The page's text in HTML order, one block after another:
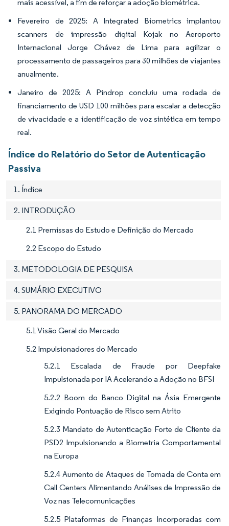
mais acessível, a fim de reforçar a adoção biométrica.
Fevereiro de 2025: A Integrated Biometrics implantou
scanners de impressão digital Kojak no Aeroporto
Internacional Jorge Chávez de Lima para agilizar o
processamento de passageiros para 30 milhões de viajantes
anualmente.
Janeiro de 2025: A Pindrop concluiu uma rodada de
financiamento de USD 100 milhões para escalar a detecção
de vivacidade e a identificação de voz sintética em tempo
real.
Índice do Relatório do Setor de Autenticação
Passiva
1. Índice
2. INTRODUÇÃO
2.1 Premissas do Estudo e Definição do Mercado
2.2 Escopo do Estudo
3. METODOLOGIA DE PESQUISA
4. SUMÁRIO EXECUTIVO
5. PANORAMA DO MERCADO
5.1 Visão Geral do Mercado
5.2 Impulsionadores do Mercado
5.2.1 Escalada de Fraude por Deepfake
Impulsionada por IA Acelerando a Adoção no BFSI
5.2.2 Boom do Banco Digital na Ásia Emergente
Exigindo Pontuação de Risco sem Atrito
5.2.3 Mandato de Autenticação Forte de Cliente da
PSD2 Impulsionando a Biometria Comportamental
na Europa
5.2.4 Aumento de Ataques de Tomada de Conta em
Call Centers Alimentando Análises de Impressão de
Voz nas Telecomunicações
5.2.5 Plataformas de Finanças Incorporadas com